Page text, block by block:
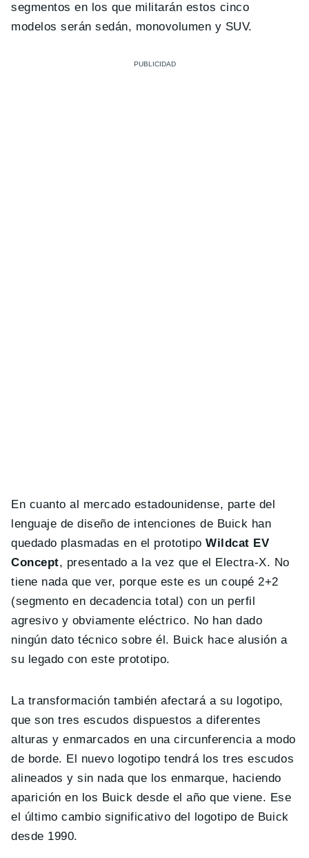
segmentos en los que militarán estos cinco
modelos serán sedán, monovolumen y SUV.
En cuanto al mercado estadounidense, parte del
lenguaje de diseño de intenciones de Buick han
quedado plasmadas en el prototipoWildcat EV
Concept, presentado a la vez que el Electra-X. No
tiene nada que ver, porque este es un coupé 2+2
(segmento en decadencia total) con un perfil
agresivo y obviamente eléctrico. No han dado
ningún dato técnico sobre él. Buick hace alusión a
su legado con este prototipo.
La transformación también afectará a su logotipo,
que son tres escudos dispuestos a diferentes
alturas y enmarcados en una circunferencia a modo
de borde. El nuevo logotipo tendrá los tres escudos
alineados y sin nada que los enmarque, haciendo
aparición en los Buick desde el año que viene. Ese
el último cambio significativo del logotipo de Buick
desde 1990.